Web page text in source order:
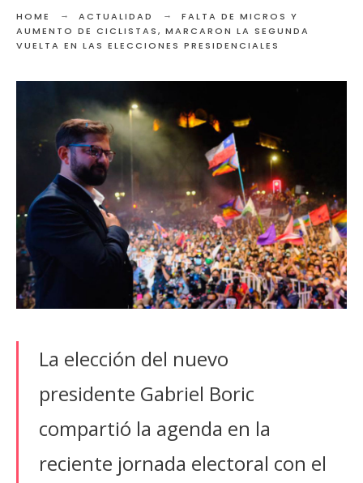
HOME ACTUALIDAD
FALTA DE MICROS Y
AUMENTO DE CICLISTAS, MARCARON LA SEGUNDA
VUELTA EN LAS ELECCIONES PRESIDENCIALES
La elección del nuevo
presidente Gabriel Boric
compartió la agenda en la
reciente jornada electoral con el